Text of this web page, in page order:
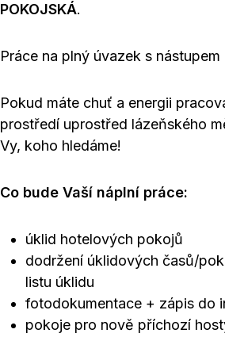
POKOJSKÁ.
Práce na plný úvazek s nástupem
Pokud máte chuť a energii
prostředí uprostřed lázeňského
Vy, koho hledáme!
Co bude Vaší náplní práce:
úklid hotelových pokojů
dodržení úklidových časů/
listu úklidu
fotodokumentace + zápis do
pokoje pro nově příchozí